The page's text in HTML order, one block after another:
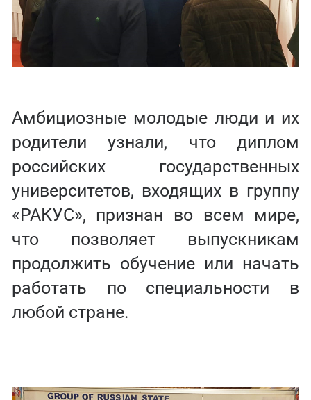
Амбициозные молодые люди и их
родители узнали, что диплом
российских государственных
университетов, входящих в группу
«РАКУС», признан во всем мире,
что позволяет выпускникам
продолжить обучение или начать
работать по специальности в
любой стране.